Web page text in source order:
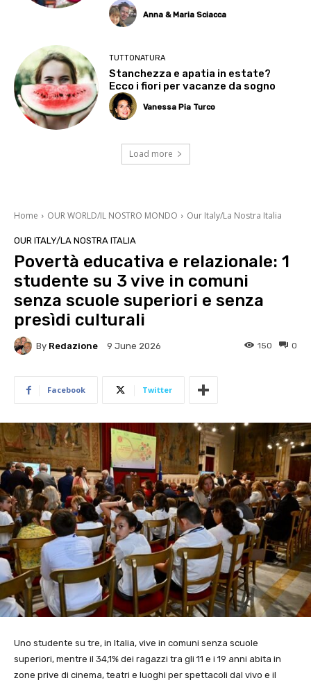
Anna & Maria Sciacca
TUTTONATURA
Stanchezza e apatia in estate?
Ecco i fiori per vacanze da sogno
Vanessa Pia Turco
Load more